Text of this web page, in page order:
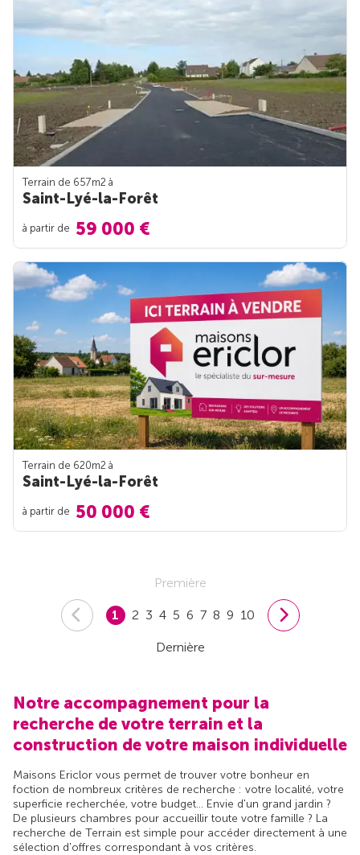
Terrain de 657m2 à
Saint-Lyé-la-Forêt
à partir de 59 000 €
Terrain de 620m2 à
Saint-Lyé-la-Forêt
à partir de 50 000 €
Première
1 2 3 4 5 6 7 8 9 10
Dernière
Notre accompagnement pour la
recherche de votre terrain et la
construction de votre maison individuelle
Maisons Ericlor vous permet de trouver votre bonheur en
foction de nombreux critères de recherche : votre localité, votre
superficie recherchée, votre budget... Envie d'un grand jardin ?
De plusieurs chambres pour accueillir toute votre famille ? La
recherche de Terrain est simple pour accéder directement à une
sélection d'offres correspondant à vos critères.